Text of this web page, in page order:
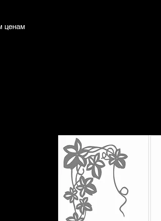
ценам